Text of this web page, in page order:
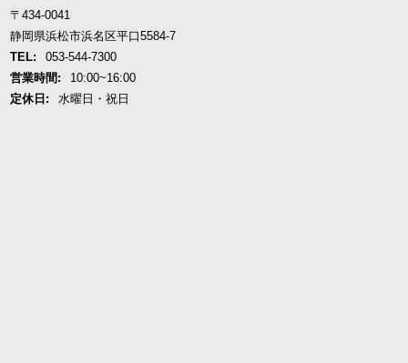
〒434-0041
静岡県浜松市浜名区平口5584-7
TEL:
053-544-7300
営業時間:
10:00~16:00
定休日:
水曜日・祝日